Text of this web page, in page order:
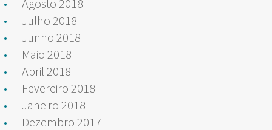
Agosto 2018
Julho 2018
Junho 2018
Maio 2018
Abril 2018
Fevereiro 2018
Janeiro 2018
Dezembro 2017